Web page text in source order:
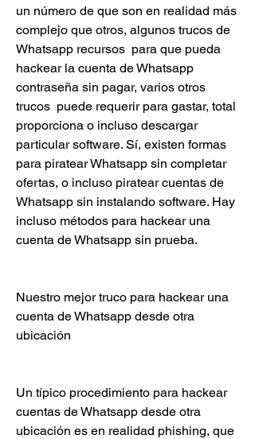
un número de que son en realidad más
complejo que otros, algunos trucos de
Whatsapp recursos  para que pueda
hackear la cuenta de Whatsapp
contraseña sin pagar, varios otros
trucos  puede requerir para gastar, total
proporciona o incluso descargar
particular software. Sí, existen formas
para piratear Whatsapp sin completar
ofertas, o incluso piratear cuentas de
Whatsapp sin instalando software. Hay
incluso métodos para hackear una
cuenta de Whatsapp sin prueba.
Nuestro mejor truco para hackear una
cuenta de Whatsapp desde otra
ubicación
Un típico procedimiento para hackear
cuentas de Whatsapp desde otra
ubicación es en realidad phishing, que